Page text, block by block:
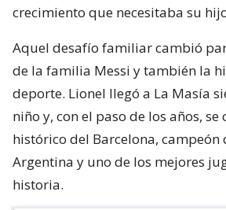
crecimiento que necesitaba su
Aquel desafío familiar cambió
de la familia Messi y también la
deporte. Lionel llegó a La Masía
niño y, con el paso de los años,
histórico del Barcelona, campeón
Argentina y uno de los mejores
historia.